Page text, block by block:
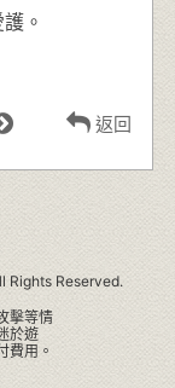
。
返回
Rights Reserved.
擊等情
於遊
費用。